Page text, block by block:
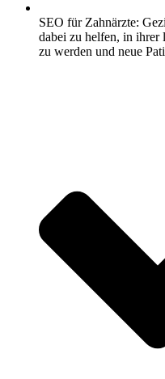
SEO für Zahnärzte:
dabei zu helfen, in ihrer
zu werden und neue